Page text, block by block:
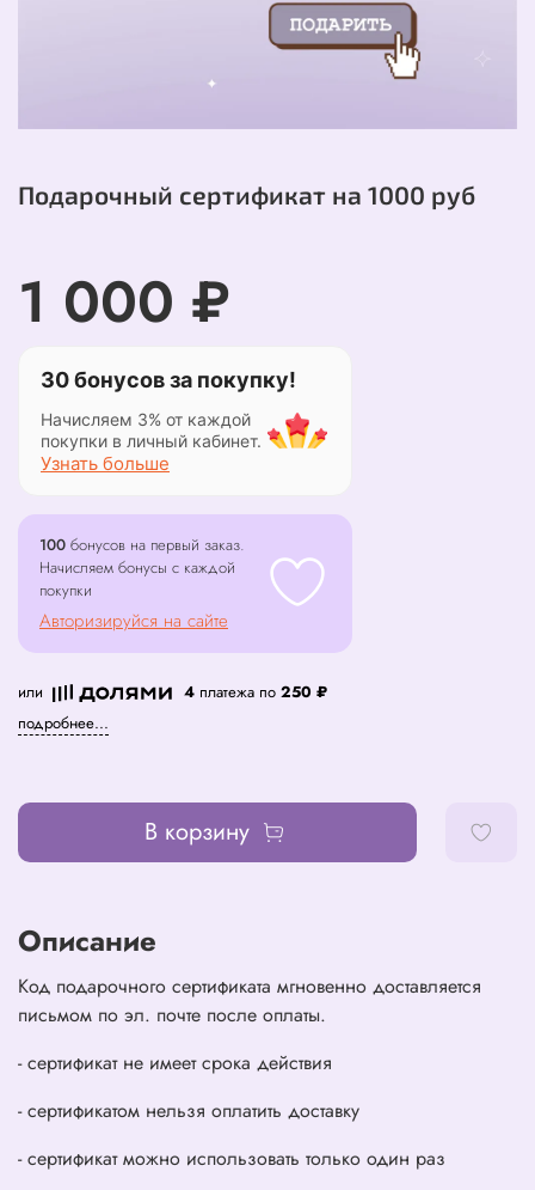
Подарочный сертификат на 1000 руб
1 000 ₽
30 бонусов за покупку!
Начисляем 3% от каждой
покупки в личный кабинет.
Узнать больше
100 бонусов на первый заказ.
Начисляем бонусы с каждой
покупки
Авторизируйся на сайте
или 4 платежа по 250 ₽
подробнее...
В корзину
Описание
Код подарочного сертификата мгновенно доставляется
письмом по эл. почте после оплаты.
- сертификат не имеет срока действия
- сертификатом нельзя оплатить доставку
- сертификат можно использовать только один раз